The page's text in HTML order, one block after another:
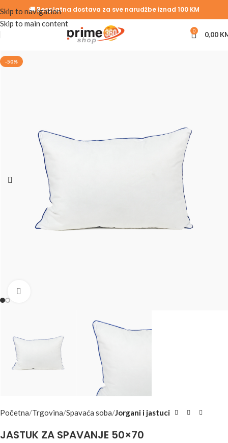
Skip to navigation
Skip to main content
🚚 Besplatna dostava za sve narudžbe iznad 100 KM
0 0,00
-50%
Početna Trgovina Spavaća soba Jorgani i jastuci
JASTUK ZA SPAVANJE 50×70